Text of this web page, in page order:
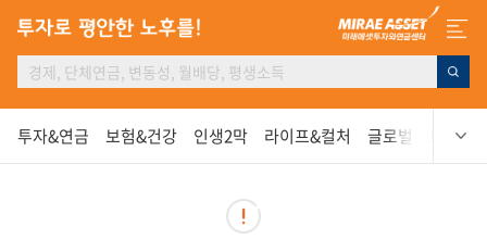
투자&연금 보험&건강 인생2막 라이프&컬처 글로벌 보고서